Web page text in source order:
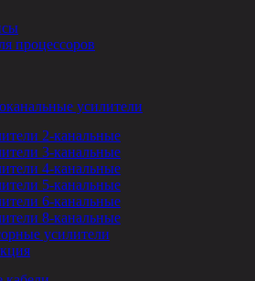
процессоров
усилители
2-канальные
3-канальные
4-канальные
5-канальные
6-канальные
8-канальные
усилители